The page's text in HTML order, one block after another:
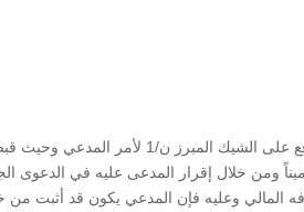
” حيث أن المفوض عن الشركة ( المدعى عليه ) قد
عليه تأميناً ومن خلال إقرار المدعى عليه في
المالي وعليه فإن المدعي يكون قد أثبت من